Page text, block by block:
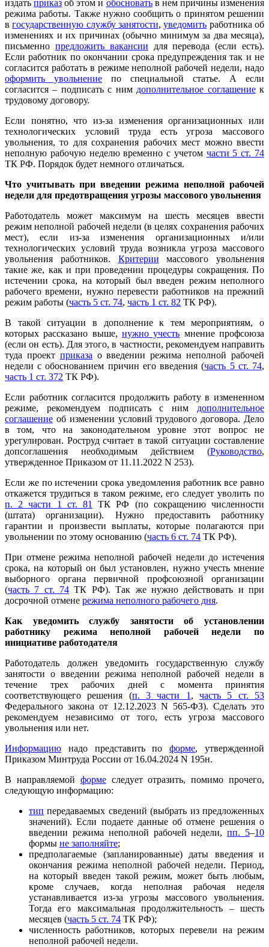
издатьприказ об этом и обосноватьв нем причины изменения
режима работы. Также нужно сообщить о принятом решении
вгосударственную службу занятости,уведомить работника об
изменениях и их причинах (обычно минимум за два месяца),
письменно предложить вакансии для перевода (если есть).
Если работник по окончании срока предупреждения так и не
согласится работать в режиме неполной рабочей недели, надо
оформить увольнение по специальной статье. А если
согласится – подписать с ним дополнительное соглашениек
трудовому договору.
Если понятно, что из-за изменения организационных или
технологических условий труда есть угроза массового
увольнения, то для сохранения рабочих мест можно ввести
неполную рабочую неделю временно с учетом части 5 ст. 74
ТК РФ. Порядок будет немного отличаться.
Что учитывать при введении режима неполной рабочей
недели для предотвращения угрозы массового увольнения
Работодатель может максимум на шесть месяцев ввести
режим неполной рабочей недели (в целях сохранения рабочих
мест), если из-за изменения организационных и/или
технологических условий труда возникла угроза массового
увольнения работников. Критерии массового увольнения
такие же, как и при проведении процедуры сокращения. По
истечении срока, на который был введен режим неполного
рабочего времени, нужно перевести работников на прежний
режим работы (часть 5 ст. 74, часть 1 ст. 82 ТК РФ).
В такой ситуации в дополнение к тем мероприятиям, о
которых рассказано выше, нужно учесть мнение профсоюза
(если он есть). Для этого, в частности, рекомендуем направить
туда проект приказа о введении режима неполной рабочей
недели с обоснованием причин его введения (часть 5 ст. 74,
часть 1 ст. 372 ТК РФ).
Если работник согласится продолжить работу в измененном
режиме, рекомендуем подписать с ним дополнительное
соглашение об изменении условий трудового договора. Дело
в том, что на законодательном уровне этот вопрос не
урегулирован. Роструд считает в такой ситуации составление
допсоглашения необходимым действием (Руководство,
утвержденное Приказом от 11.11.2022 N 253).
Если же по истечении срока уведомления работник все равно
откажется трудиться в таком режиме, его следует уволить по
п. 2 части 1 ст. 81
ТК РФ (по сокращению численности
(штата) организации). Нужно предоставить работнику
гарантии и произвести выплаты, которые полагаются при
увольнении по этому основанию (часть 6 ст. 74 ТК РФ).
При отмене режима неполной рабочей недели до истечения
срока, на который он был установлен, нужно учесть мнение
выборного органа первичной профсоюзной организации
(часть 7 ст. 74 ТК РФ). Так же нужно действовать и при
досрочной отмене режима неполного рабочего дня.
Как уведомить службу занятости об установлении
работнику режима неполной рабочей недели по
инициативе работодателя
Работодатель должен уведомить государственную службу
занятости о введении режима неполной рабочей недели в
течение трех рабочих дней с момента принятия
соответствующего решения (п. 3 части 1 ,часть 5 ст. 53
Федерального закона от 12.12.2023 N 565-ФЗ). Сделать это
рекомендуем независимо от того, есть угроза массового
увольнения или нет.
Информацию надо представить поформе, утвержденной
Приказом Минтруда России от 16.04.2024 N 195н.
В направляемой формеследует отразить, помимо прочего,
следующую информацию:
тип передаваемых сведений (выбрать из предложенных
значений). Если подаете данные об отмене решения о
введении режима неполной рабочей недели,пп. 5–10
формы не заполняйте;
предполагаемые (запланированные) даты введения и
окончания режима неполной рабочей недели. Период,
на который введен такой режим, может быть любым,
кроме случаев, когда неполная рабочая неделя
устанавливается из-за угрозы массового увольнения.
Тогда его максимальная продолжительность – шесть
месяцев (часть 5 ст. 74 ТК РФ);
численность работников, которых перевели на режим
неполной рабочей недели.